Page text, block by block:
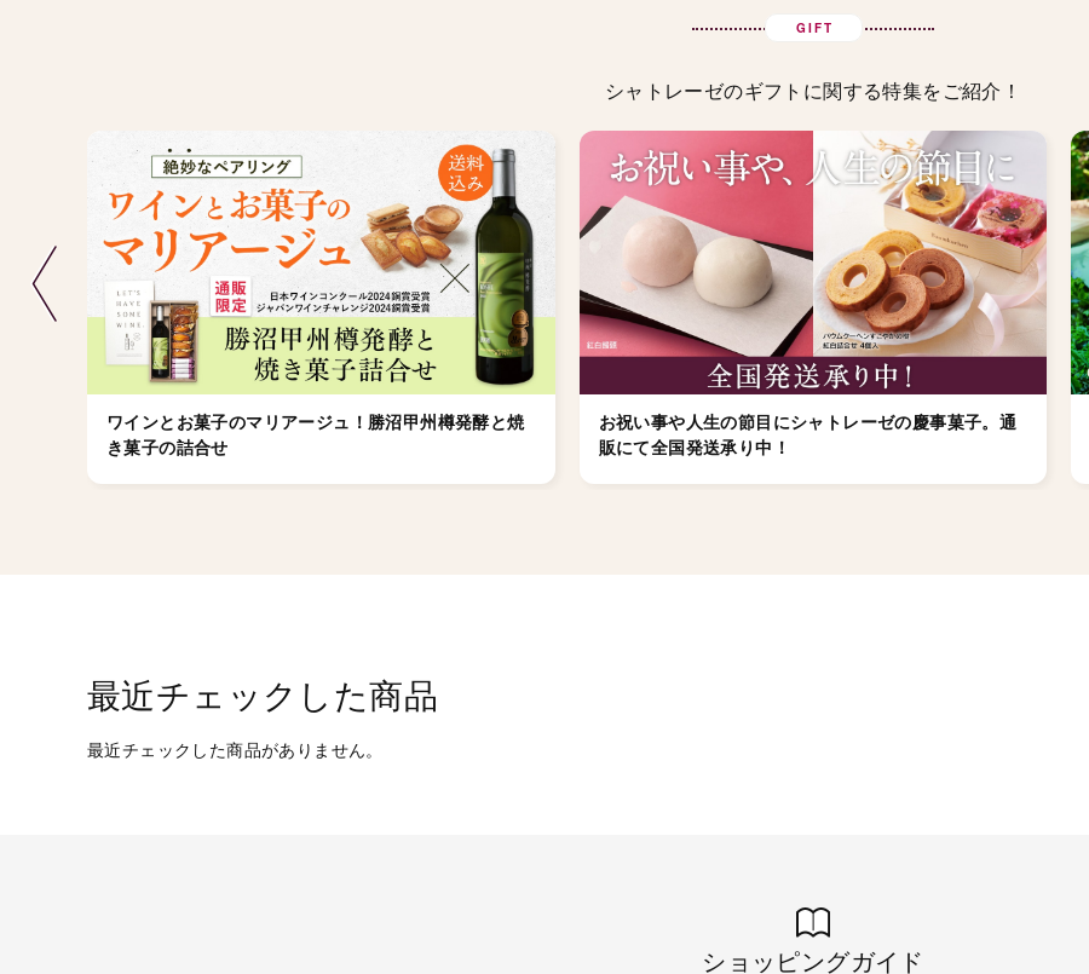
GIFT
シャトレーゼのギフトに関する特集をご紹介！
ワインとお菓子のマリアージュ！勝沼甲州樽発酵と焼
き菓子の詰合せ
お祝い事や人生の節目にシャトレーゼの慶事菓子。通
販にて全国発送承り中！
最近チェックした商品
最近チェックした商品がありません。
ショッピングガイド